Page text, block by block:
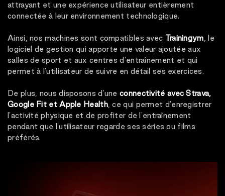
attrayant et une expérience utilisateur entièrement
connectée à leur environnement technologique.
Ainsi, nos machines sont compatibles avec Trainingym , le
logiciel de gestion qui apporte une valeur ajoutée aux
salles de sport et aux centres d'entraînement et qui
permet à l'utilisateur de suivre en détail ses exercices.
De plus, nous disposons d'une connectivité avec Strava,
Google Fit et Apple Health, ce qui permet d'enregistrer
l'activité physique et de profiter de l'entraînement
pendant que l'utilisateur regarde ses séries ou films
préférés.